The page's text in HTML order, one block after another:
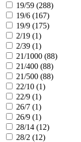
19/59 (288)
19/6 (167)
19/9 (175)
2/19 (1)
2/39 (1)
21/1000 (88)
21/400 (88)
21/500 (88)
22/10 (1)
22/9 (1)
26/7 (1)
26/9 (1)
28/14 (12)
28/2 (12)